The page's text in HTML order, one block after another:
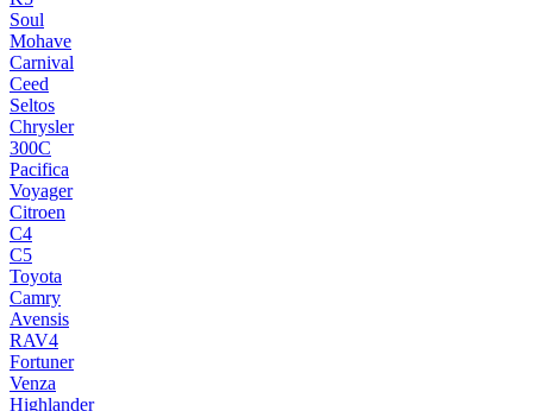
Soul
Mohave
Carnival
Ceed
Seltos
Chrysler
300C
Pacifica
Voyager
Citroen
C4
C5
Toyota
Camry
Avensis
RAV4
Fortuner
Venza
Highlander